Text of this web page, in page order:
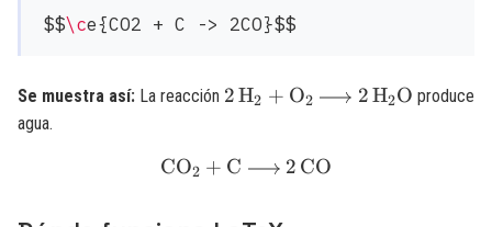
$$\c
Se muestra así: La reacción \ce{2H2
2H2O}
2HX
2 + OX
2 2HX
2O produce
agua.
\ce{CO2 + C -> 2CO}
COX
2 + C 2 CO